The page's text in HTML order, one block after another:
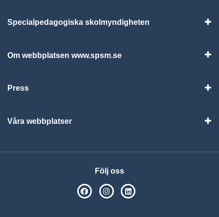
Specialpedagogiska skolmyndigheten
Om webbplatsen www.spsm.se
Press
Våra webbplatser
Följ oss
SPSM på Facebook
SPSM på Instagram